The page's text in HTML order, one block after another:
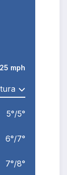
25 mph
5°/5°
6°/7°
7°/8°